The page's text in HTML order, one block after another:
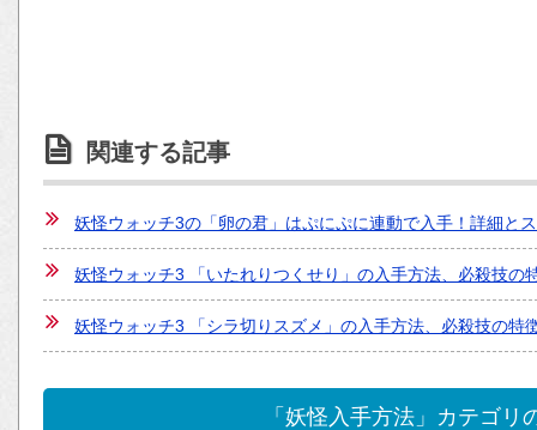
関連する記事
妖怪ウォッチ3の「卵の君」はぷにぷに連動で入手！詳細と
妖怪ウォッチ3 「いたれりつくせり」の入手方法、必殺技の
妖怪ウォッチ3 「シラ切りスズメ」の入手方法、必殺技の特
「妖怪入手方法」カテゴリ